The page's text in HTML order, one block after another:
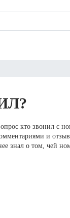
кто звонил с
и
знал о том, чей